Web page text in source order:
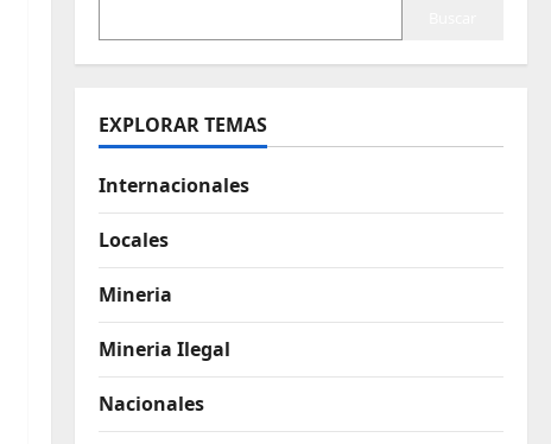
EXPLORAR TEMAS
Internacionales
Locales
Mineria
Mineria Ilegal
Nacionales